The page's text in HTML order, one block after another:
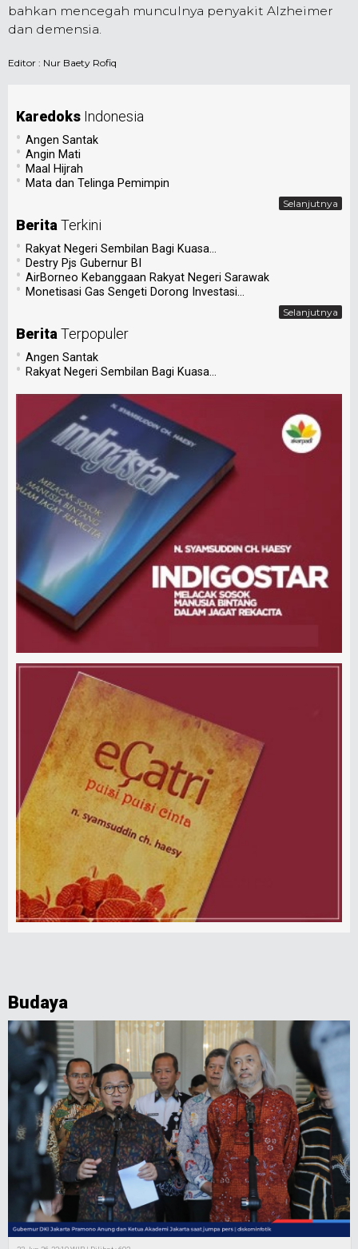
bahkan mencegah munculnya penyakit Alzheimer
dan demensia.
Editor : Nur Baety Rofiq
Karedoks Indonesia
• Angen Santak
• Angin Mati
• Maal Hijrah
• Mata dan Telinga Pemimpin
Selanjutnya
Berita Terkini
• Rakyat Negeri Sembilan Bagi Kuasa...
• Destry Pjs Gubernur BI
• AirBorneo Kebanggaan Rakyat Negeri Sarawak
• Monetisasi Gas Sengeti Dorong Investasi...
Selanjutnya
Berita Terpopuler
• Angen Santak
• Rakyat Negeri Sembilan Bagi Kuasa...
Budaya